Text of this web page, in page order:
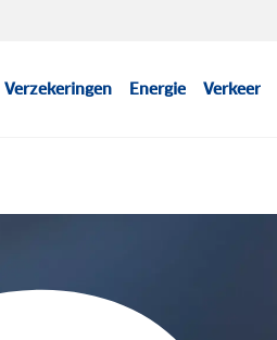
Verzekeringen Energie Verkeer